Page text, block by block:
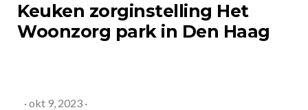
Keuken zorginstelling Het
Woonzorg park in Den Haag
·okt 9, 2023 ·